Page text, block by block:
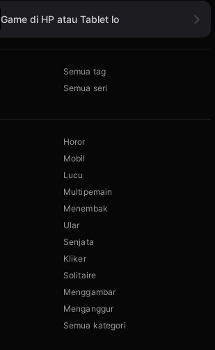
Game di HP atau Tablet lo
Semua tag
Semua seri
Horor
Mobil
Lucu
Multipemain
Menembak
Ular
Senjata
Kliker
Solitaire
Menggambar
Menganggur
Semua kategori